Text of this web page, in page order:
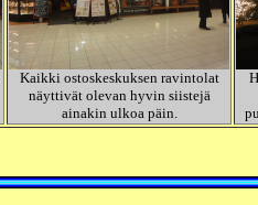
Kaikki ostoskeskuksen ravintolat
näyttivät olevan hyvin siistejä
ainakin ulkoa päin.